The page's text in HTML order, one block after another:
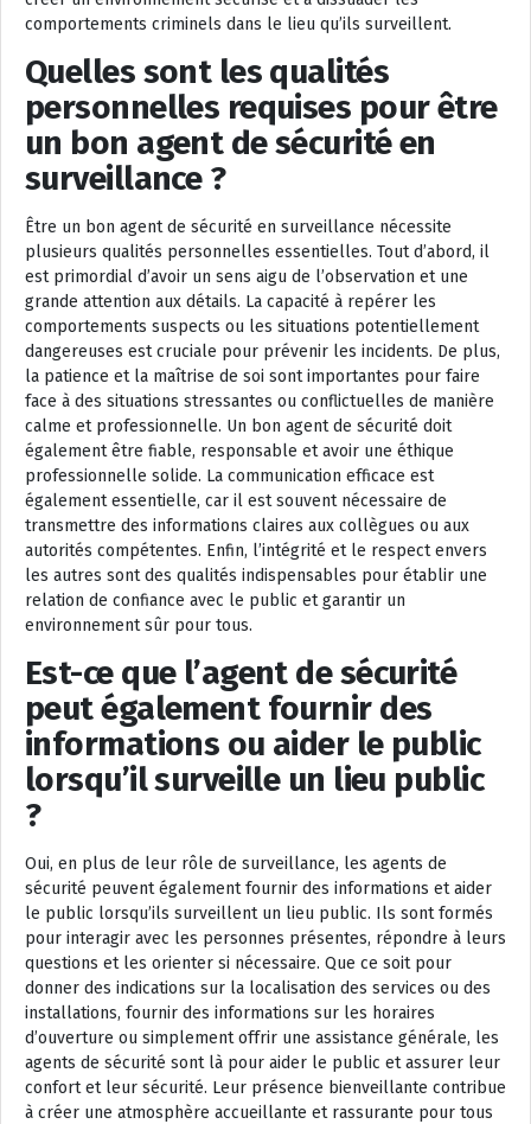
comportements criminels dans le lieu qu’ils surveillent.
Quelles sont les qualités
personnelles requises pour être
un bon agent de sécurité en
surveillance ?
Être un bon agent de sécurité en surveillance nécessite
plusieurs qualités personnelles essentielles. Tout d’abord, il
est primordial d’avoir un sens aigu de l’observation et une
grande attention aux détails. La capacité à repérer les
comportements suspects ou les situations potentiellement
dangereuses est cruciale pour prévenir les incidents. De plus,
la patience et la maîtrise de soi sont importantes pour faire
face à des situations stressantes ou conflictuelles de manière
calme et professionnelle. Un bon agent de sécurité doit
également être fiable, responsable et avoir une éthique
professionnelle solide. La communication efficace est
également essentielle, car il est souvent nécessaire de
transmettre des informations claires aux collègues ou aux
autorités compétentes. Enfin, l’intégrité et le respect envers
les autres sont des qualités indispensables pour établir une
relation de confiance avec le public et garantir un
environnement sûr pour tous.
Est-ce que l’agent de sécurité
peut également fournir des
informations ou aider le public
lorsqu’il surveille un lieu public
?
Oui, en plus de leur rôle de surveillance, les agents de
sécurité peuvent également fournir des informations et aider
le public lorsqu’ils surveillent un lieu public. Ils sont formés
pour interagir avec les personnes présentes, répondre à leurs
questions et les orienter si nécessaire. Que ce soit pour
donner des indications sur la localisation des services ou des
installations, fournir des informations sur les horaires
d’ouverture ou simplement offrir une assistance générale, les
agents de sécurité sont là pour aider le public et assurer leur
confort et leur sécurité. Leur présence bienveillante contribue
à créer une atmosphère accueillante et rassurante pour tous